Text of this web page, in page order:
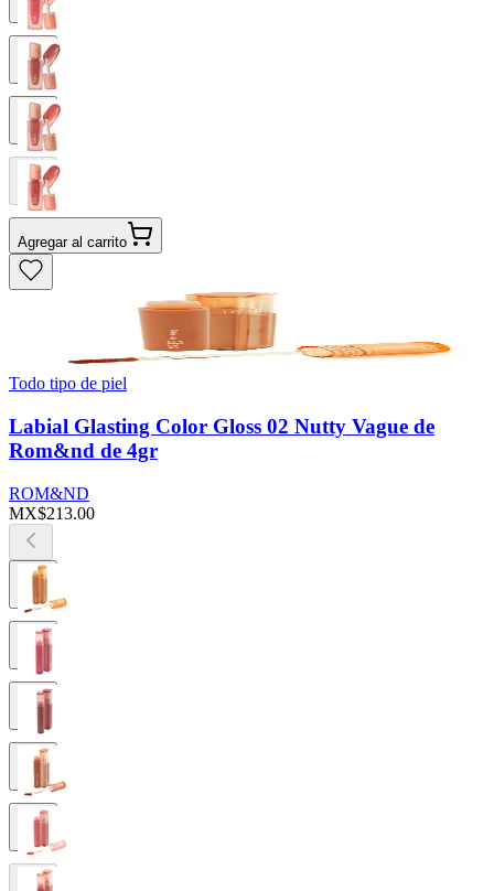
Agregar al carrito
Todo tipo de piel
Labial Glasting Color Gloss 02 Nutty Vague de
Rom&nd de 4gr
ROM&ND
MX$213.00